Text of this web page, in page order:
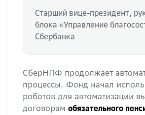
Старший вице-президент,
блока «Управление
Сбербанка
СберНПФ продолжает
процессы. Фонд начал
роботов для автоматизации
договорам обязательного